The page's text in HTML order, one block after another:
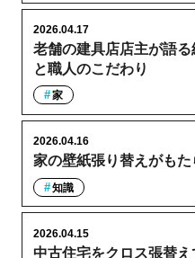
老舗の建具店店主が語
と職人のこだわり
2026.04.17
家
家の壁紙張り替えがも
2026.04.16
知識
中古住宅をクロス張替
2026.04.15